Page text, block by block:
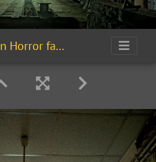
Crimson Horror fantasy…